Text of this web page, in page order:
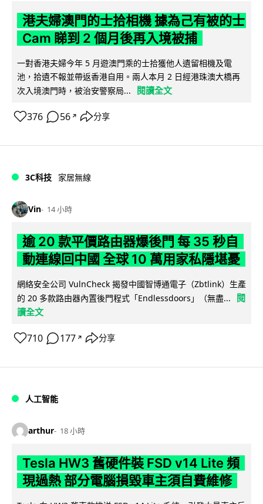
港夫婦澳門的士拾相機 據為己有被的士
Cam 睇到 2 個月後再入境被捕
一對香港夫婦今年 5 月遊澳門乘的士拾獲他人遺留相機及電
池，拾遺不報並帶返香港自用。兩人本月 2 日經港珠澳大橋再
次入境澳門時，被治安警察局...
閱讀全文
376 56 ↗ 分享
3C科技 家居無線
Vin 14 小時
逾 20 款平價路由器爆後門 每 35 秒自
動連線回中國 全球 10 萬用家私隱堪憂
網絡安全公司 VulnCheck 揭發中國智博通電子（Zbtlink）生產
的 20 多款路由器內置後門程式「Endlessdoors」（無盡...
閱
讀全文
710 177 ↗ 分享
人工智能
arthur 18 小時
Tesla HW3 舊硬件裝 FSD v14 Lite 頻
現過熱 部分電腦損毀車主須自費維修